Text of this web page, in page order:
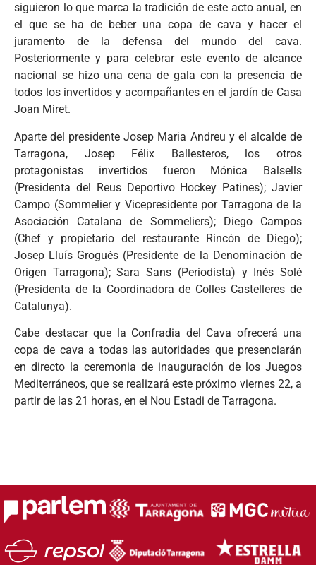
siguieron lo que marca la tradición de este acto anual, en
el que se ha de beber una copa de cava y hacer el
juramento de la defensa del mundo del cava.
Posteriormente y para celebrar este evento de alcance
nacional se hizo una cena de gala con la presencia de
todos los invertidos y acompañantes en el jardín de Casa
Joan Miret.
Aparte del presidente Josep Maria Andreu y el alcalde de
Tarragona, Josep Félix Ballesteros, los otros
protagonistas invertidos fueron Mónica Balsells
(Presidenta del Reus Deportivo Hockey Patines); Javier
Campo (Sommelier y Vicepresidente por Tarragona de la
Asociación Catalana de Sommeliers); Diego Campos
(Chef y propietario del restaurante Rincón de Diego);
Josep Lluís Grogués (Presidente de la Denominación de
Origen Tarragona); Sara Sans (Periodista) y Inés Solé
(Presidenta de la Coordinadora de Colles Castelleres de
Catalunya).
Cabe destacar que la Confradia del Cava ofrecerá una
copa de cava a todas las autoridades que presenciarán
en directo la ceremonia de inauguración de los Juegos
Mediterráneos, que se realizará este próximo viernes 22, a
partir de las 21 horas, en el Nou Estadi de Tarragona.